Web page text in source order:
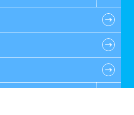
ン ←
←
←